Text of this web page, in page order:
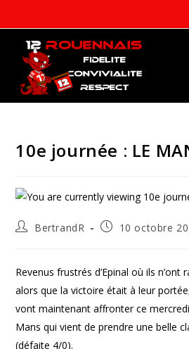
to
content
10e journée : LE
Auteur/autrice
publication :
BertrandR
Publication
10 octobre
Revenus frustrés d’Epinal où ils n’ont
alors que la victoire était à leur
vont maintenant affronter ce
Mans qui vient de prendre une belle
(défaite 4/0).